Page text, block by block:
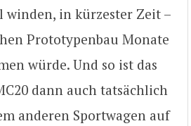
winden, in kürzester Zeit –
Prototypenbau Monate
würde. Und so ist das
dann auch tatsächlich
anderen Sportwagen auf